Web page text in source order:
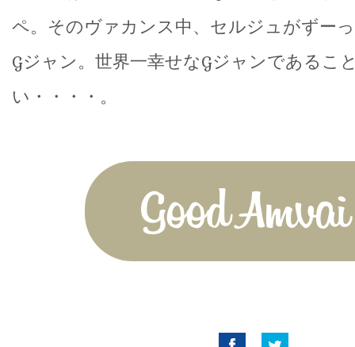
ペ。そのヴァカンス中、セルジュがずー
Gジャン。世界一幸せなGジャンであるこ
い・・・・。